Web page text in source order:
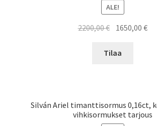
ALE!
2200,00€ Alkuperäinen
oli:
1650,00€
Tilaa
Silván Ariel timanttisormus 0,16ct,
vihkisormukset tarjous